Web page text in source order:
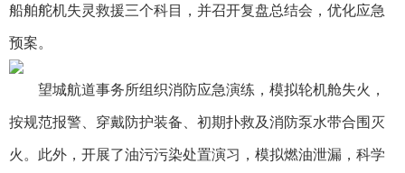
船舶舵机失灵救援三个科目，并召开复盘总结会，优化应急
预案。
望城航道事务所组织消防应急演练，模拟轮机舱失火，
按规范报警、穿戴防护装备、初期扑救及消防泵水带合围灭
火。此外，开展了油污污染处置演习，模拟燃油泄漏，科学